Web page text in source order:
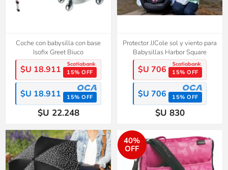
Coche con babysilla con base
Isofix Greet Biuco
$U 18.911 15% OFF
$U 18.911 15% OFF
$U 22.248
Protector JJCole sol y viento para
Babysillas Harbor Square
$U 706 15% OFF
$U 706 15% OFF
$U 830
40%
OFF